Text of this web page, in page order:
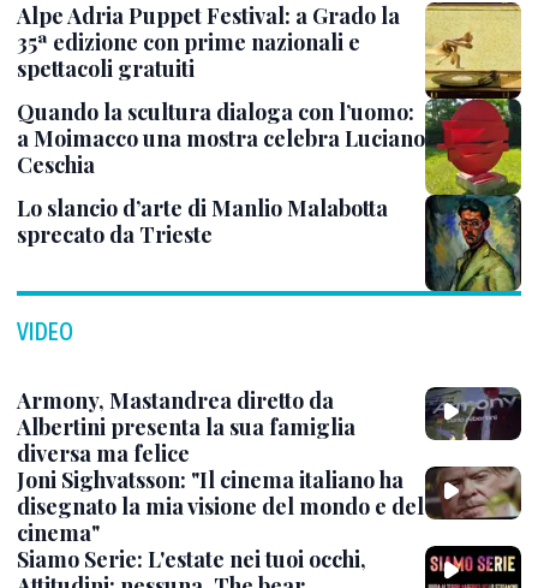
Alpe Adria Puppet Festival: a Grado la
35ª edizione con prime nazionali e
spettacoli gratuiti
Quando la scultura dialoga con l’uomo:
a Moimacco una mostra celebra Luciano
Ceschia
Lo slancio d’arte di Manlio Malabotta
sprecato da Trieste
VIDEO
Armony, Mastandrea diretto da
Albertini presenta la sua famiglia
diversa ma felice
Joni Sighvatsson: "Il cinema italiano ha
disegnato la mia visione del mondo e del
cinema"
Siamo Serie: L'estate nei tuoi occhi,